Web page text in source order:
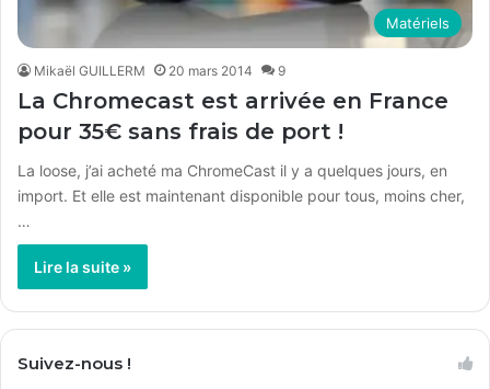
Matériels
Mikaël GUILLERM 20 mars 2014 9
La Chromecast est arrivée en France
pour 35€ sans frais de port !
La loose, j’ai acheté ma ChromeCast il y a quelques jours, en
import. Et elle est maintenant disponible pour tous, moins cher,
…
Lire la suite »
Suivez-nous !